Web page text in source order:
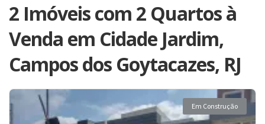
2 Imóveis com 2 Quartos à
Venda em Cidade Jardim,
Campos dos Goytacazes, RJ
Em Construção